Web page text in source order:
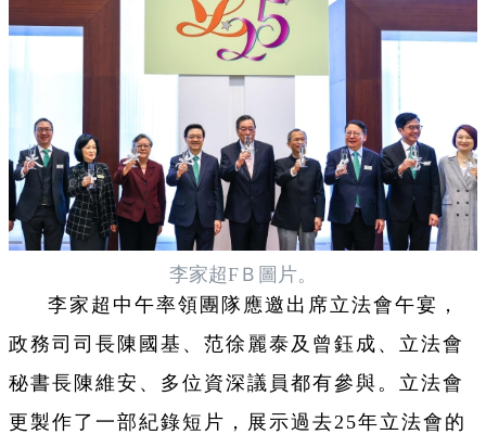
李家超FＢ圖片。
李家超中午率領團隊應邀出席立法會午宴，
政務司司長陳國基、范徐麗泰及曾鈺成、立法會
秘書長陳維安、多位資深議員都有參與。立法會
更製作了一部紀錄短片，展示過去25年立法會的